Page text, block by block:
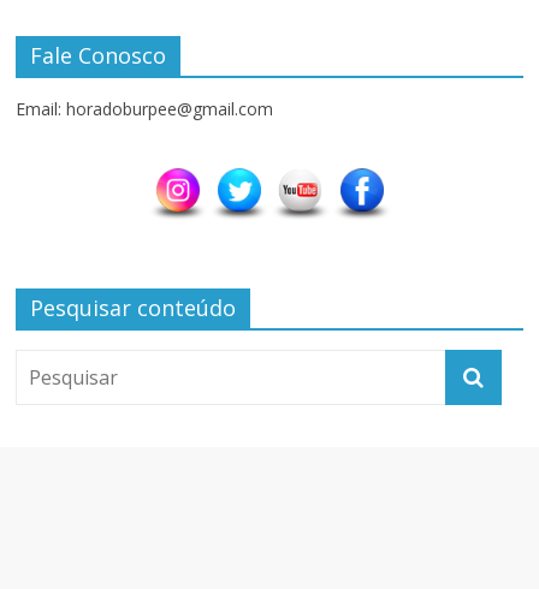
Fale Conosco
Email: horadoburpee@gmail.com
Pesquisar conteúdo